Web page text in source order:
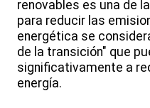
renovables es una de
para reducir las
energética se
de la transición" que
significativamente a
energía.